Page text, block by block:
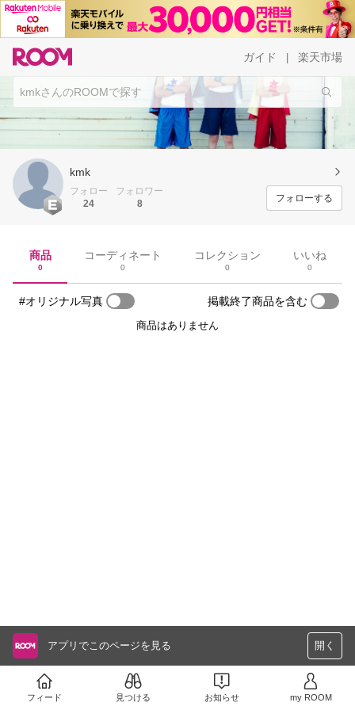
ガイド 楽天市場
kmk
フォロー
24
フォロワー
8
フォローする
商品
0
コーディネート
0
コレクション
0
いいね
0
#オリジナル写真 掲載終了商品を含む
商品はありません
アプリでこのページを見る 開く
フィード 見つける お知らせ my ROOM